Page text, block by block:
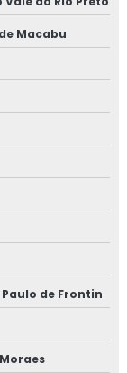
Macabu
de Frontin